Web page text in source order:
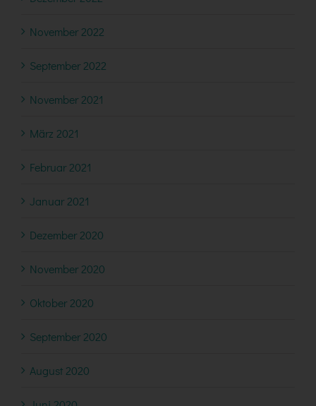
November 2022
September 2022
November 2021
März 2021
Februar 2021
Januar 2021
Dezember 2020
November 2020
Oktober 2020
September 2020
August 2020